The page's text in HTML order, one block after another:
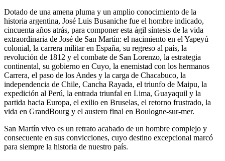
Dotado de una amena pluma y un amplio conocimiento de la
historia argentina, José Luis Busaniche fue el hombre indicado,
cincuenta años atrás, para componer esta ágil síntesis de la vida
extraordinaria de José de San Martín: el nacimiento en el Yapeyú
colonial, la carrera militar en España, su regreso al país, la
revolución de 1812 y el combate de San Lorenzo, la estrategia
continental, su gobierno en Cuyo, la enemistad con los hermanos
Carrera, el paso de los Andes y la carga de Chacabuco, la
independencia de Chile, Cancha Rayada, el triunfo de Maipu, la
expedición al Perú, la entrada triunfal en Lima, Guayaquil y la
partida hacia Europa, el exilio en Bruselas, el retorno frustrado, la
vida en GrandBourg y el austero final en Boulogne-sur-mer.
San Martín vivo es un retrato acabado de un hombre complejo y
consecuente en sus convicciones, cuyo destino excepcional marcó
para siempre la historia de nuestro país.